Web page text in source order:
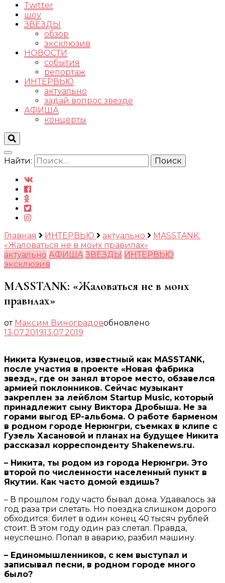
Twitter
шоу
ЗВЕЗДЫ
обзор
эксклюзив
НОВОСТИ
события
репортаж
ИНТЕРВЬЮ
актуально
задай вопрос звезде
АФИША
концерты
Найти:
Главная ИНТЕРВЬЮ актуально
MASSTANK:
«Жаловаться не в моих правилах»
актуально АФИША ЗВЕЗДЫ ИНТЕРВЬЮ
эксклюзив
MASSTANK: «Жаловаться не в моих
правилах»
от Максим Виноградовобновлено
13.07.201913.07.2019
Никита Кузнецов, известный как MASSTANK,
после участия в проекте «Новая фабрика
звезд», где он занял второе место, обзавелся
армией поклонников. Сейчас музыкант
закреплен за лейблом Startup Music, который
принадлежит сыну Виктора Дробыша. Не за
горами выгод EP-альбома. О работе барменом
в родном городе Нерюнгри, съемках в клипе с
Гузель Хасановой и планах на будущее Никита
рассказал корреспонденту Shakenews.ru.
– Никита, ты родом из города Нерюнгри. Это
второй по численности населенный пункт в
Якутии. Как часто домой ездишь?
– В прошлом году часто бывал дома. Удавалось за
год раза три слетать. Но поездка слишком дорого
обходится: билет в один конец 40 тысяч рублей
стоит. В этом году один раз слетал. Правда,
неуспешно. Попал в аварию, разбил машину.
– Единомышленников, с кем выступал и
записывал песни, в родном городе много
было?